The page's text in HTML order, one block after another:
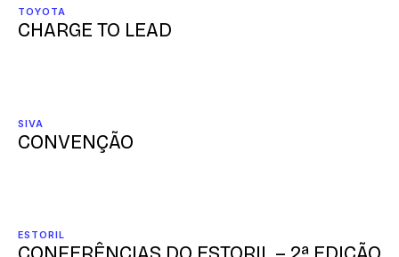
TOYOTA
CHARGE TO LEAD
SIVA
CONVENÇÃO
ESTORIL